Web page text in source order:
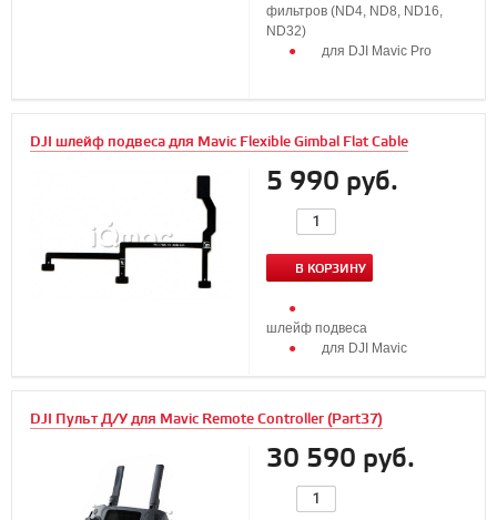
фильтров (ND4, ND8, ND16,
ND32)
для DJI Mavic Pro
DJI шлейф подвеса для Mavic Flexible Gimbal Flat Cable
5 990 руб.
В КОРЗИНУ
шлейф подвеса
для DJI Mavic
DJI Пульт Д/У для Mavic Remote Controller (Part37)
30 590 руб.